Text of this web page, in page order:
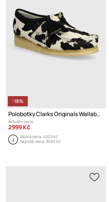
-18%
Polobotky Clarks Originals Wallabee
Aktuální cena:
2999 Kč
Běžná cena:4929 Kč
Nejnižší cena:3699 Kč